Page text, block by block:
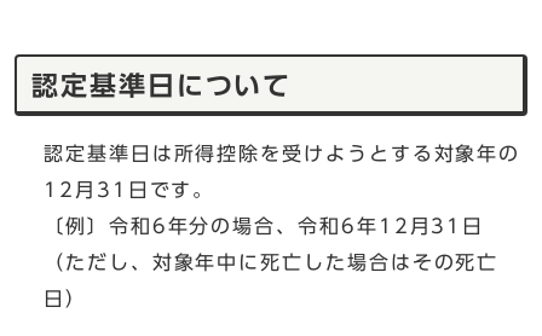
認定基準日について
認定基準日は所得控除を受けようとする対象年の
12月31日です。
〔例〕令和6年分の場合、令和6年12月31日
（ただし、対象年中に死亡した場合はその死亡
日）